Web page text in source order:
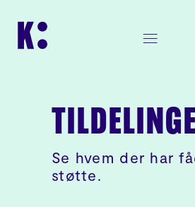
Se hvem der har
støtte.